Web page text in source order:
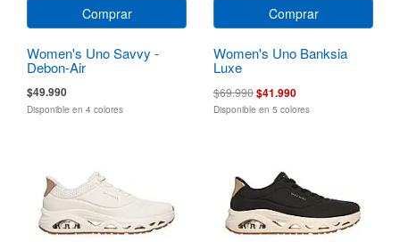
Comprar
Women's Uno Savvy -
Debon-Air
$49.990
Disponible en 4 colores
Comprar
Women's Uno Banksia
Luxe
$69.990$41.990
Disponible en 5 colores